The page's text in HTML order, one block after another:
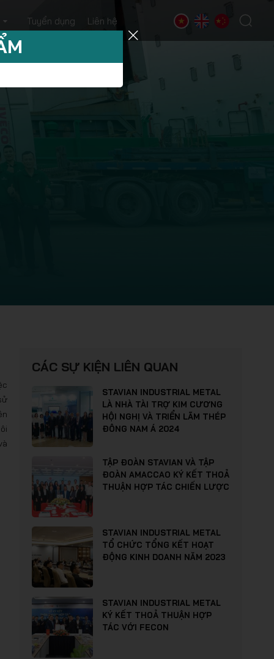
Tuyển dụng Liên hệ
CÁC SỰ KIỆN LIÊN QUAN
STAVIAN INDUSTRIAL METAL
LÀ NHÀ TÀI TRỢ KIM CƯƠNG
HỘI NGHỊ VÀ TRIỂN LÃM THÉP
ĐÔNG NAM Á 2024
TẬP ĐOÀN STAVIAN VÀ TẬP
ĐOÀN AMACCAO KÝ KẾT THOẢ
THUẬN HỢP TÁC CHIẾN LƯỢC
STAVIAN INDUSTRIAL METAL
TỔ CHỨC TỔNG KẾT HOẠT
ĐỘNG KINH DOANH NĂM 2023
STAVIAN INDUSTRIAL METAL
KÝ KẾT THOẢ THUẬN HỢP
TÁC VỚI FECON